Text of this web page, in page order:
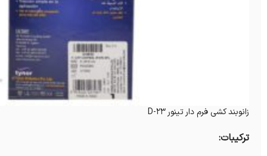
زانوبند کشی فرم دار تینور D-23
ترکیبات: